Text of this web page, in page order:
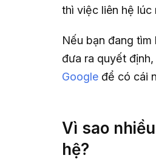
thì việc liên hệ lúc
Nếu bạn đang
đưa ra quyết
Google để có cái
Vì sao
hệ?